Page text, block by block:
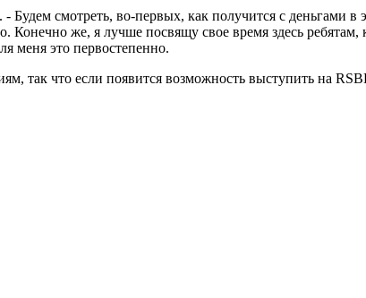
смотреть, во-первых, как получится с деньгами в
Конечно же, я лучше посвящу свое время здесь
меня это первостепенно.
так что если появится возможность выступить на